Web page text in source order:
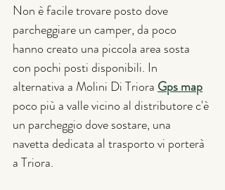
Non è facile trovare posto dove
parcheggiare un camper, da poco
hanno creato una piccola area sosta
con pochi posti disponibili. In
alternativa a Molini Di Triora Gps map
poco più a valle vicino al distributore c'è
un parcheggio dove sostare, una
navetta dedicata al trasporto vi porterà
a Triora.